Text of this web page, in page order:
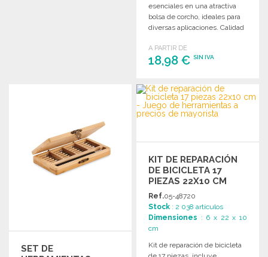
esenciales en una atractiva
bolsa de corcho, ideales para
diversas aplicaciones. Calidad
A PARTIR DE
18,98 €SIN IVA
PEDIR
Solicitar un presupuesto
SET DE
KIT DE REPARACIÓN
DE BICICLETA 17
PIEZAS 22X10 CM
Ref.05-48720
Stock : 2 038 artículos
Dimensiones : 6 x 22 x 10
cm
Kit de reparación de bicicleta